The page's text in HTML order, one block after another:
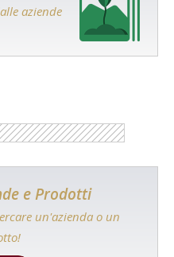
aziende
e Prodotti
un'azienda o un